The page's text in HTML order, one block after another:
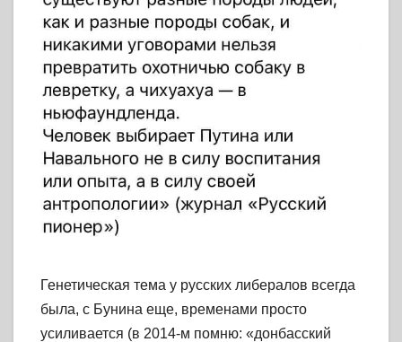
Генетическая тема у русских либералов всегда
была, с Бунина еще, временами просто
усиливается (в 2014-м помню: «донбасский